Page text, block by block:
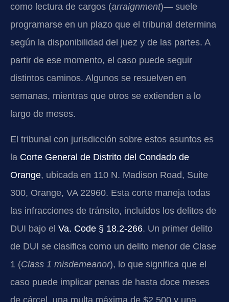
como lectura de cargos (arraignment)— suele
programarse en un plazo que el tribunal determina
según la disponibilidad del juez y de las partes. A
partir de ese momento, el caso puede seguir
distintos caminos. Algunos se resuelven en
semanas, mientras que otros se extienden a lo
largo de meses.
El tribunal con jurisdicción sobre estos asuntos es
la Corte General de Distrito del Condado de
Orange, ubicada en 110 N. Madison Road, Suite
300, Orange, VA 22960. Esta corte maneja todas
las infracciones de tránsito, incluidos los delitos de
DUI bajo el Va. Code § 18.2-266. Un primer delito
de DUI se clasifica como un delito menor de Clase
1 (Class 1 misdemeanor), lo que significa que el
caso puede implicar penas de hasta doce meses
de cárcel, una multa máxima de $2,500 y una